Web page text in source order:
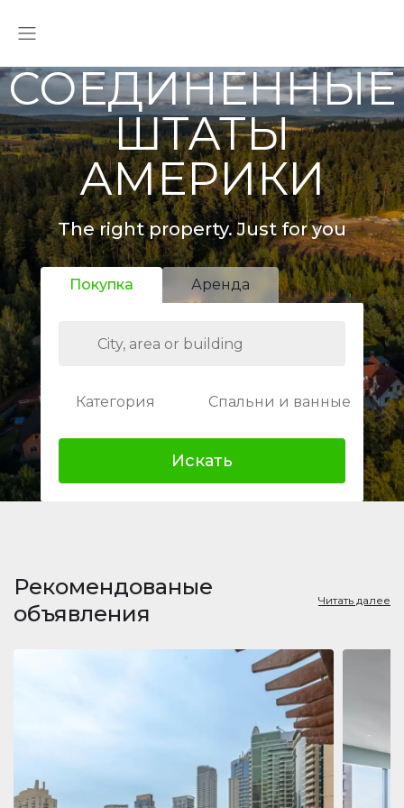
СОЕДИНЕННЫЕ
ШТАТЫ
АМЕРИКИ
The right property. Just for you
Покупка Аренда
Категория Спальни и ванные
Искать
Рекомендованые
объявления
Читать далее